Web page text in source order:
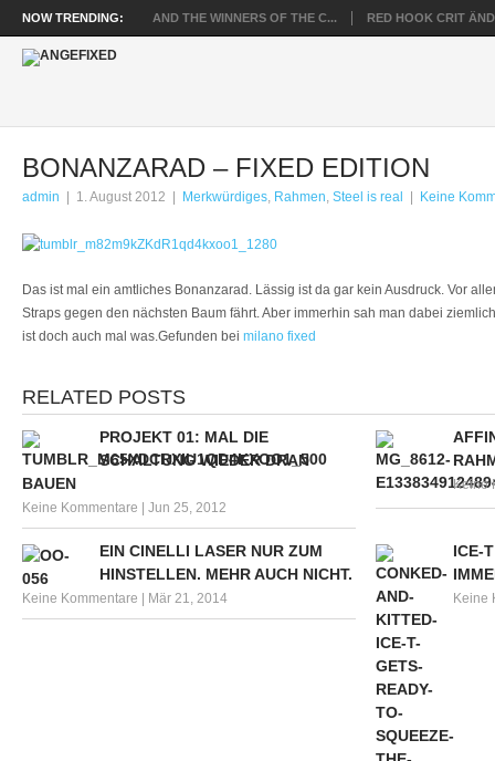
NOW TRENDING: AND THE WINNERS OF THE C... RED HOOK CRIT
BONANZARAD – FIXED EDITION
admin 1. August 2012 Merkwürdiges, Rahmen, Steel is real Keine
Das ist mal ein amtliches Bonanzarad. Lässig ist da gar kein Ausdruck. Vor
Straps gegen den nächsten Baum fährt. Aber immerhin sah man dabei
ist doch auch mal was.Gefunden bei milano fixed
RELATED POSTS
PROJEKT 01: MAL DIE
SCHALTUNG WIEDER DRAN
BAUEN
Keine Kommentare Jun 25, 2012
Keine
EIN CINELLI LASER NUR ZUM
HINSTELLEN. MEHR AUCH NICHT.
Keine Kommentare Mär 21, 2014
ICE-
Keine